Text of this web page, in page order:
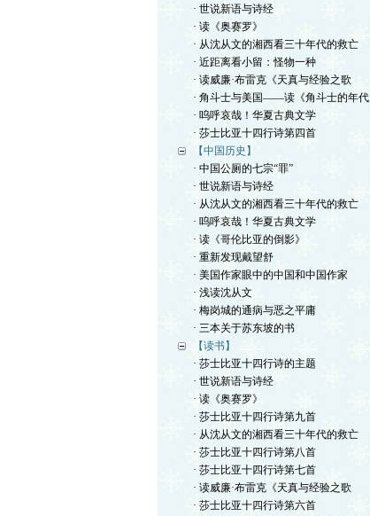
· 世说新语与诗经
· 读《奥赛罗》
· 从沈从文的湘西看三十年代的救亡
· 近距离看小留：怪物一种
· 读威廉·布雷克《天真与经验之歌
· 角斗士与美国——读《角斗士的年代
· 呜呼哀哉！华夏古典文学
· 莎士比亚十四行诗第四首
【中国历史】
· 中国公厕的七宗“罪”
· 世说新语与诗经
· 从沈从文的湘西看三十年代的救亡
· 呜呼哀哉！华夏古典文学
· 读《哥伦比亚的倒影》
· 重新发现戴望舒
· 美国作家眼中的中国和中国作家
· 浅读沈从文
· 梅岗城的通病与恶之平庸
· 三本关于苏东坡的书
【读书】
· 莎士比亚十四行诗的主题
· 世说新语与诗经
· 读《奥赛罗》
· 莎士比亚十四行诗第九首
· 从沈从文的湘西看三十年代的救亡
· 莎士比亚十四行诗第八首
· 莎士比亚十四行诗第七首
· 读威廉·布雷克《天真与经验之歌
· 莎士比亚十四行诗第六首